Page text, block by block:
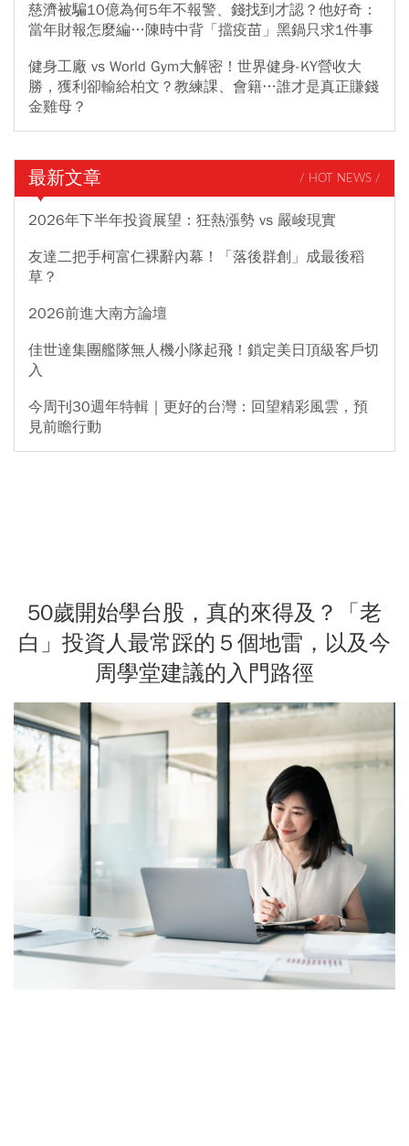
慈濟被騙10億為何5年不報警、錢找到才認？他好奇：
當年財報怎麼編…陳時中背「擋疫苗」黑鍋只求1件事
健身工廠 vs World Gym大解密！世界健身-KY營收大
勝，獲利卻輸給柏文？教練課、會籍…誰才是真正賺錢
金雞母？
最新文章 / HOT NEWS /
2026年下半年投資展望：狂熱漲勢 vs 嚴峻現實
友達二把手柯富仁裸辭內幕！「落後群創」成最後稻
草？
2026前進大南方論壇
佳世達集團艦隊無人機小隊起飛！鎖定美日頂級客戶切
入
今周刊30週年特輯｜更好的台灣：回望精彩風雲，預
見前瞻行動
50歲開始學台股，真的來得及？「老
白」投資人最常踩的５個地雷，以及今
周學堂建議的入門路徑